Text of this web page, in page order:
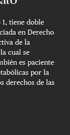
tiene doble
en Derecho
de la
cual se
es paciente
por la
derechos de las